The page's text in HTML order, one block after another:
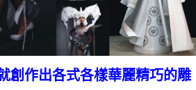
創作出各式各樣華麗精巧的雕